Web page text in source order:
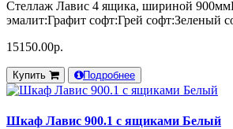
Стеллаж Лавис 4 ящика, шириной
эмалит:Графит софт:Грей софт:Зеленый
15150.00р.
Купить Подробнее
Шкаф Лавис 900.1 с ящиками Белый